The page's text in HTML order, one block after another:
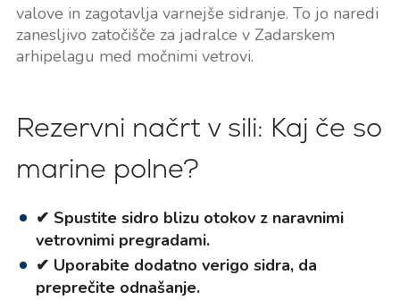
valove in zagotavlja varnejše sidranje. To jo naredi
zanesljivo zatočišče za jadralce v Zadarskem
arhipelagu med močnimi vetrovi.
Rezervni načrt v sili: Kaj če so
marine polne?
✔ Spustite sidro blizu otokov z naravnimi
vetrovnimi pregradami.
✔ Uporabite dodatno verigo sidra, da
preprečite odnašanje.